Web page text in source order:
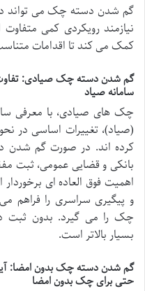
گم شدن دسته چک می تواند
نیازمند رویکردی کمی
کمک می کند تا اقدامات
گم شدن دسته چک صیادی:
سامانه صیاد
چک های صیادی، با معرفی
(صیاد)، تغییرات اساسی در
کرده اند. در صورت گم شدن
بانکی و قضایی عمومی، ثبت
اهمیت فوق العاده ای
و پیگیری سراسری را فراهم
چک را می گیرد. بدون ثبت
بسیار بالاتر است.
گم شدن دسته چک بدون امضا:
حتی برای چک بدون امضا